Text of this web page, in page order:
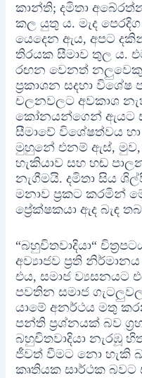
කාන්ති; දමිතා
කල යුතු ය. මැද
යෙදෙන ඇය, අපට
තිරයක සීමාව තුල ය.
රඟන වෙනත්
ප්‍රකාශන සදහා
චලනවලට අවකාශ
කෝනයන්ගෙන් ඇයට
සීමාවේ විශේෂත්වය
මුහුනේ එනම් ඇස්, මුව,
හැකියාව සහ හඬ
නැගීමයි. දමිතා සිය
මනාව ප්‍රකට කරමින්
ප්‍රේක්ෂකයා ඇද බැඳ
“බහුචිතවාදියා“
අව්‍යාජව ප්‍රති
එය, සමාජ ව්‍යසනයට
පවතින සමාජ
යාමේ අනර්ථය මතු
පන්ති ප්‍රශ්නයක් බව
බහුචිතවාදියා නැරඹූ
ජීවත් වීමට නො හැකි
කෘතියක සාර්ථක බවට